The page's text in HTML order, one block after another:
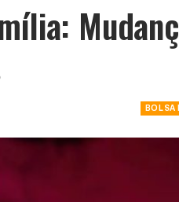
BOLSA